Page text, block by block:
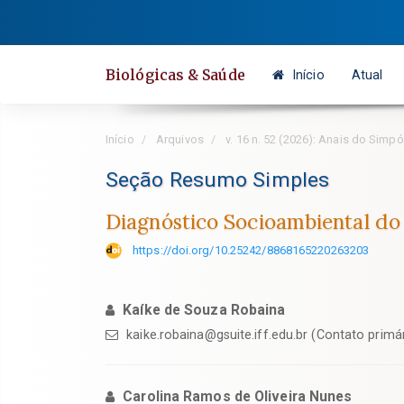
Biológicas & Saúde Início Atual
Início Arquivos v. 16 n. 52 (2026): Anais do
Seção Resumo Simples
Diagnóstico Socioambiental
https://doi.org/10.25242/8868165220263203
Kaíke de Souza Robaina
kaike.robaina@gsuite.iff.edu.br (Contato
Carolina Ramos de Oliveira Nunes